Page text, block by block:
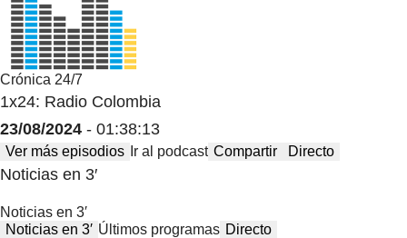
Crónica 24/7
1x24: Radio Colombia
23/08/2024 - 01:38:13
Ver más episodios Ir al podcast Compartir Directo
Noticias en 3′
Noticias en 3′
Noticias en 3′ Últimos programas Directo